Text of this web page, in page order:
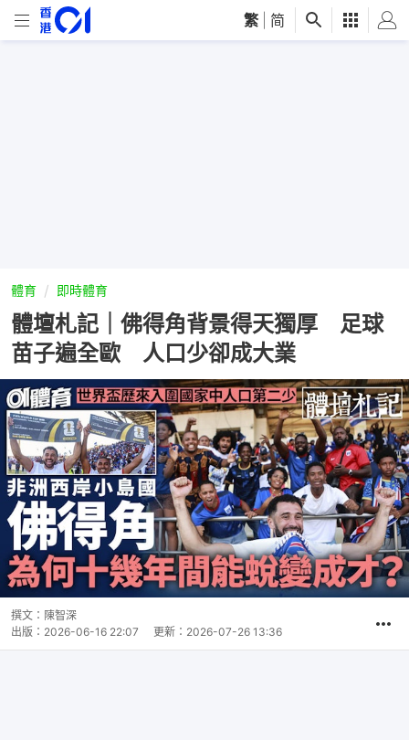
繁 简
體育 即時體育
體壇札記｜佛得角背景得天獨厚 足球
苗子遍全歐 人口少卻成大業
撰文： 陳智深
出版： 2026-06-16 22:07 更新： 2026-07-26 13:36